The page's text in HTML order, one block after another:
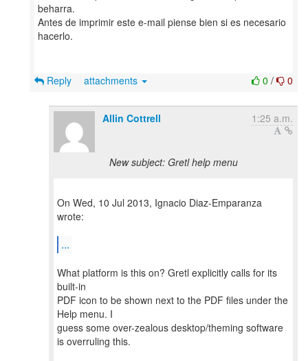
beharra.
Antes de imprimir este e-mail piense bien si es necesario
hacerlo.
0 / 0
Reply attachments
Allin Cottrell 1:25 a.m.
New subject: Gretl help menu
On Wed, 10 Jul 2013, Ignacio Diaz-Emparanza
wrote:
...
What platform is this on? Gretl explicitly calls for its
built-in
PDF icon to be shown next to the PDF files under the
Help menu. I
guess some over-zealous desktop/theming software
is overruling this.